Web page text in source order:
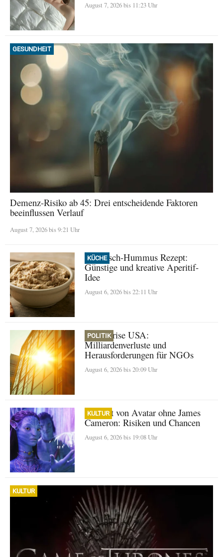
August 7, 2026 bis 11:23 Uhr
GESUNDHEIT
Demenz-Risiko ab 45: Drei entscheidende Faktoren
beeinflussen Verlauf
August 7, 2026 bis 9:21 Uhr
KÜCHE
Thunfisch-Hummus Rezept:
Günstige und kreative Aperitif-
Idee
August 6, 2026 bis 22:11 Uhr
POLITIK
Klimakrise USA:
Milliardenverluste und
Herausforderungen für NGOs
August 6, 2026 bis 20:09 Uhr
KULTUR
Zukunft von Avatar ohne James
Cameron: Risiken und Chancen
August 6, 2026 bis 19:08 Uhr
KULTUR